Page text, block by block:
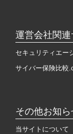
運営会社関連
セキュリティエー
サイバー保険比較
その他お知ら
当サイトについて